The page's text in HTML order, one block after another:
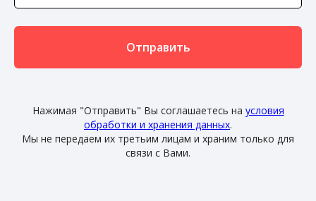
Отправить
Нажимая "Отправить" Вы соглашаетесь на условия
обработки и хранения данных.
Мы не передаем их третьим лицам и храним только для
связи с Вами.